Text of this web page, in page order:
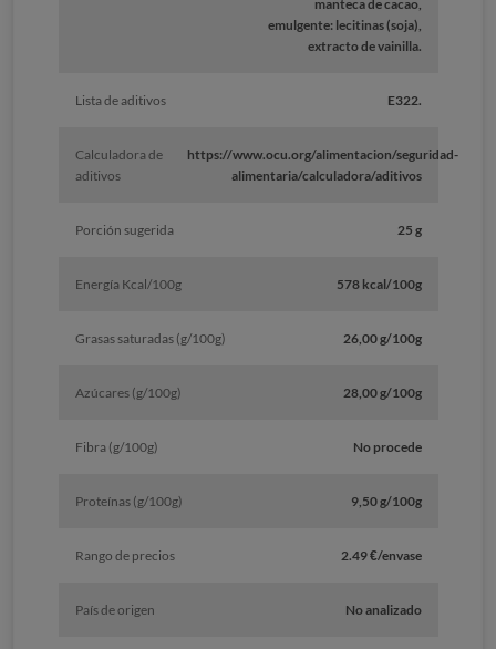
manteca de cacao,
emulgente: lecitinas (soja),
extracto de vainilla.
Lista de aditivos E322.
Calculadora de
aditivos
https://www.ocu.org/alimentacion/seguridad-
alimentaria/calculadora/aditivos
Porción sugerida 25 g
Energía Kcal/100g 578 kcal/100g
Grasas saturadas (g/100g) 26,00 g/100g
Azúcares (g/100g) 28,00 g/100g
Fibra (g/100g) No procede
Proteínas (g/100g) 9,50 g/100g
Rango de precios 2.49 €/envase
País de origen No analizado